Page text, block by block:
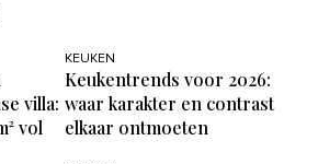
villa:
vol
KEUKEN
Keukentrends voor 2026:
waar karakter en contrast
elkaar ontmoeten